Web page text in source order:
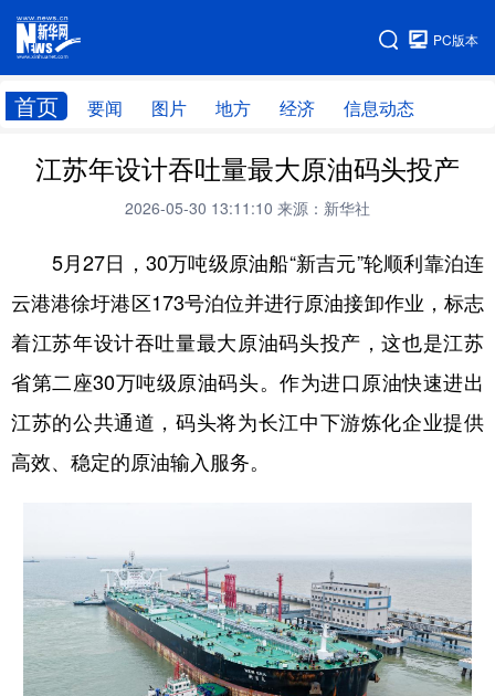
PC版本
首页 要闻 图片 地方 经济 信息动态
网站地图
首页 学习进行时
江苏年设计吞吐量最大原油码头投产
2026-05-30 13:11:10 来源：新华社
5月27日，30万吨级原油船“新吉元”轮顺利靠泊连
云港港徐圩港区173号泊位并进行原油接卸作业，标志
着江苏年设计吞吐量最大原油码头投产，这也是江苏
省第二座30万吨级原油码头。作为进口原油快速进出
江苏的公共通道，码头将为长江中下游炼化企业提供
高效、稳定的原油输入服务。